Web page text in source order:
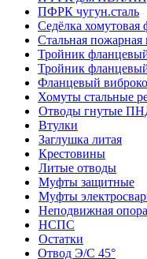
ПФРК чугун.сталь
Седёлка хомутовая
Стальная
Тройник
Тройник
Фланцевый
Хомуты стальные
Отводы гнутые
Втулки
Заглушка литая
Крестовины
Литые отводы
Муфты защитные
Муфты
Неподвижная опора
НСПС
Остатки
Отвод Э/С 45°